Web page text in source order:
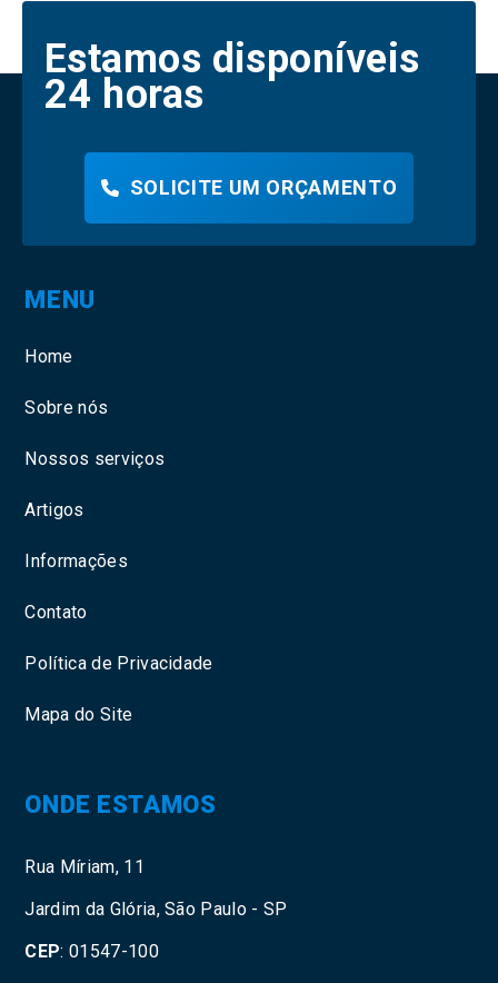
Estamos disponíveis
24 horas
SOLICITE UM ORÇAMENTO
MENU
Home
Sobre nós
Nossos serviços
Artigos
Informações
Contato
Política de Privacidade
Mapa do Site
ONDE ESTAMOS
Rua Míriam, 11
Jardim da Glória, São Paulo - SP
CEP: 01547-100